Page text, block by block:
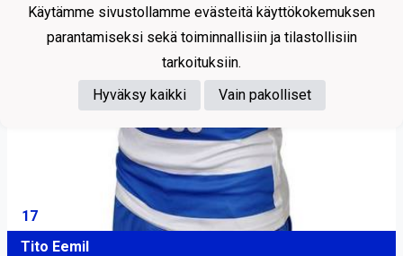
17
Tito Eemil
Käytämme sivustollamme evästeitä käyttökokemuksen
parantamiseksi sekä toiminnallisiin ja tilastollisiin
tarkoituksiin.
Hyväksy kaikki
Vain pakolliset